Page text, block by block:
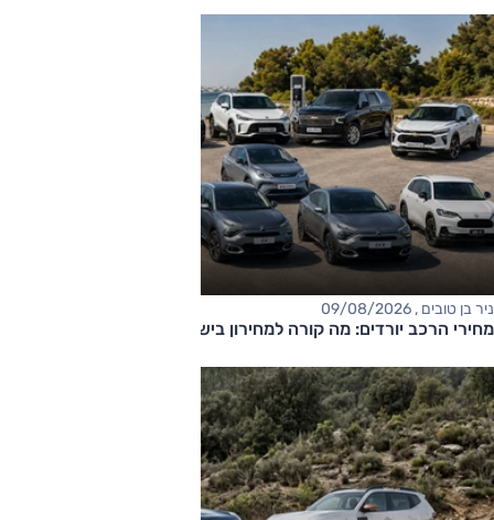
ניר בן טובים , 09/08/2026
מחירי הרכב יורדים: מה קורה למחירון בישראל?